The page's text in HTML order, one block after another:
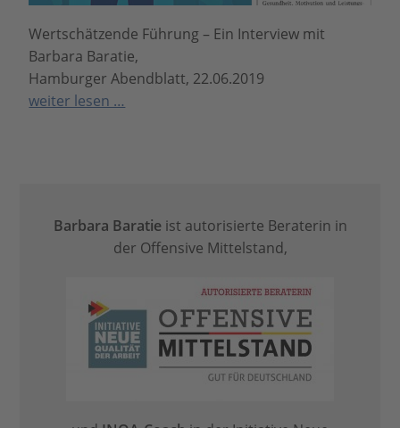
Wertschätzende Führung – Ein Interview mit
Barbara Baratie,
Hamburger Abendblatt, 22.06.2019
weiter lesen …
Barbara Baratieist autorisierte Beraterin in
der Offensive Mittelstand,